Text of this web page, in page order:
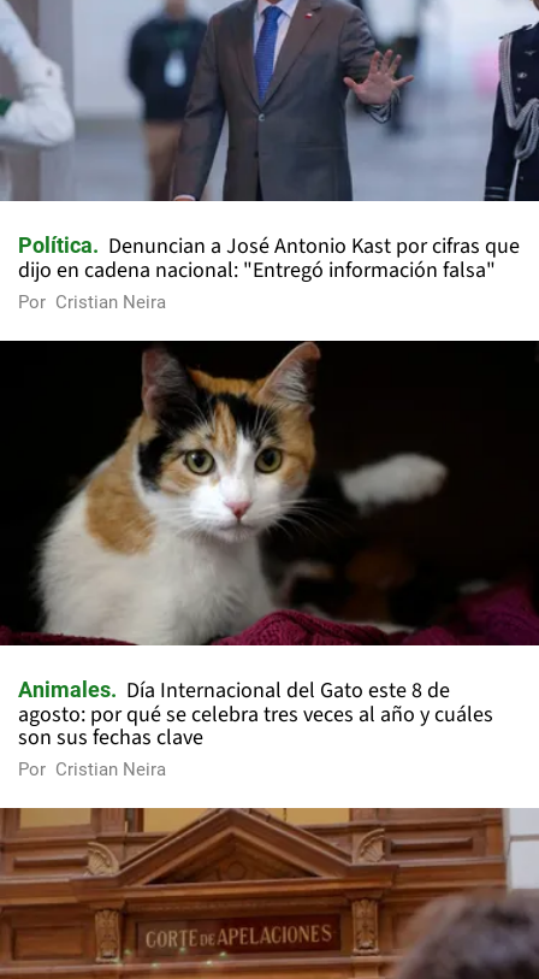
Política
Denuncian a José Antonio Kast por cifras que
dijo en cadena nacional: "Entregó información falsa"
Por Cristian Neira
Animales
Día Internacional del Gato este 8 de
agosto: por qué se celebra tres veces al año y cuáles
son sus fechas clave
Por Cristian Neira